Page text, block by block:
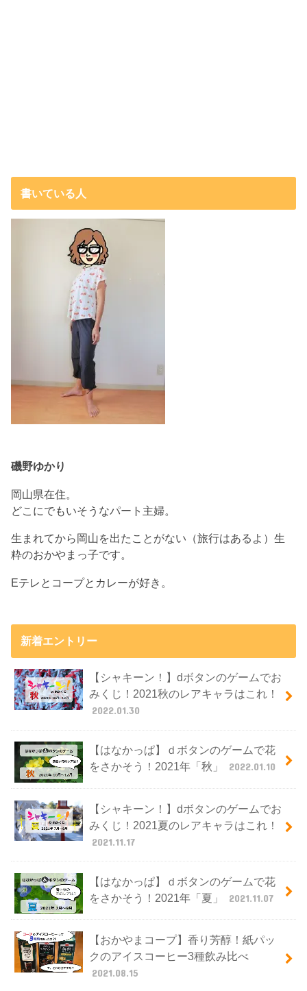
書いている人
磯野ゆかり
岡山県在住。
どこにでもいそうなパート主婦。
生まれてから岡山を出たことがない（旅行はあるよ）生
粋のおかやまっ子です。
Eテレとコープとカレーが好き。
新着エントリー
【シャキーン！】dボタンのゲームでお
みくじ！2021秋のレアキャラはこれ！
2022.01.30
【はなかっぱ】ｄボタンのゲームで花
をさかそう！2021年「秋」
2022.01.10
【シャキーン！】dボタンのゲームでお
みくじ！2021夏のレアキャラはこれ！
2021.11.17
【はなかっぱ】ｄボタンのゲームで花
をさかそう！2021年「夏」
2021.11.07
【おかやまコープ】香り芳醇！紙パッ
クのアイスコーヒー3種飲み比べ
2021.08.15